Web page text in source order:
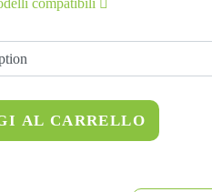
compatibili
AL CARRELLO